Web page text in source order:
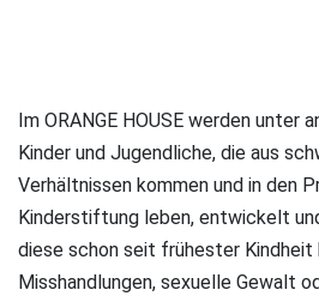
Im ORANGE HOUSE werden unter
Kinder und Jugendliche, die aus
Verhältnissen kommen und in den
Kinderstiftung leben, entwickelt
diese schon seit frühester Kindheit
Misshandlungen, sexuelle Gewalt